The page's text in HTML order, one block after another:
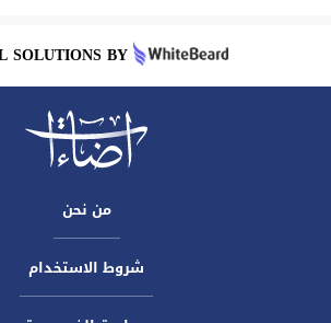
SOLUTIONS BY
من نحن
شروط الاستخدام